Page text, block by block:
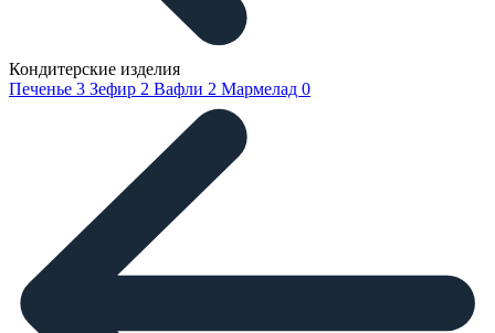
Кондитерские изделия
Печенье 3 Зефир 2 Вафли 2 Мармелад 0